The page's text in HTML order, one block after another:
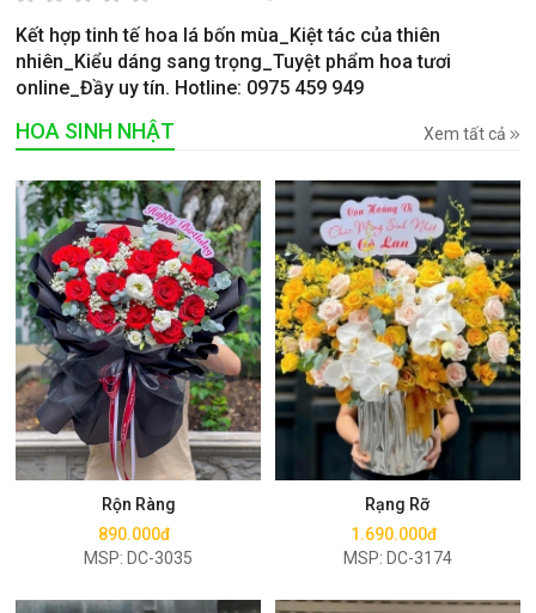
Kết hợp tinh tế hoa lá bốn mùa_Kiệt tác của thiên
nhiên_Kiểu dáng sang trọng_Tuyệt phẩm hoa tươi
online_Đầy uy tín. Hotline: 0975 459 949
HOA SINH NHẬT Xem tất cả
Rộn Ràng
890.000đ
MSP: DC-3035
Mua ngay
Rạng Rỡ
1.690.000đ
MSP: DC-3174
Mua ngay